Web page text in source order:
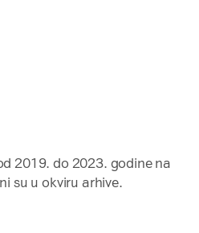
2019. do 2023. godine na
su u okviru arhive.